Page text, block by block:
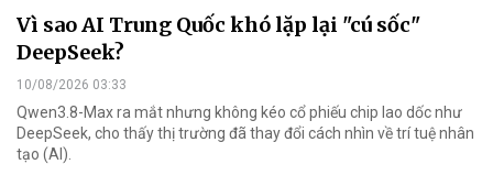
Vì sao AI Trung Quốc khó lặp lại "cú sốc"
DeepSeek?
10/08/2026 03:33
Qwen3.8-Max ra mắt nhưng không kéo cổ phiếu chip lao dốc như
DeepSeek, cho thấy thị trường đã thay đổi cách nhìn về trí tuệ nhân
tạo (AI).